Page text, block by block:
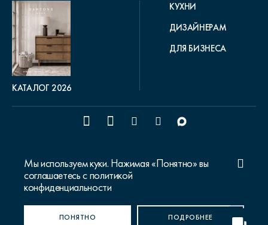
ДА, ВЕРНО НЕТ, ИЗМЕНИТЬ
Мы используем куки. Нажимая «Понятно» вы
соглашаетесь с политикой
конфиденциальности
ПОНЯТНО ПОДРОБНЕЕ
КАТАЛОГ 2026
КУХНИ
ДИЗАЙНЕРАМ
ДЛЯ БИЗНЕСА
Политика конфиденциальности
Карта сайта